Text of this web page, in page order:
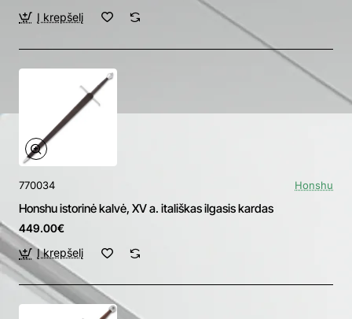
Į krepšelį
770034 Honshu
Honshu istorinė kalvė, XV a. itališkas ilgasis kardas
449.00€
Į krepšelį